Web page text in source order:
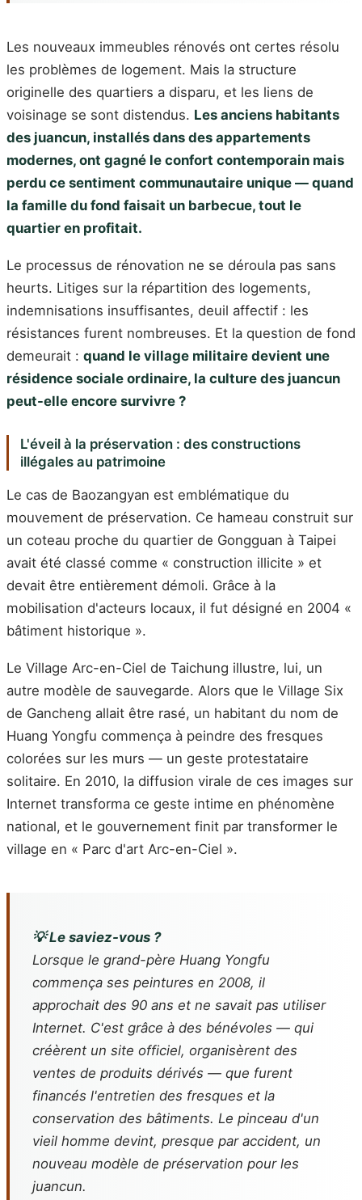
Les nouveaux immeubles rénovés ont certes résolu
les problèmes de logement. Mais la structure
originelle des quartiers a disparu, et les liens de
voisinage se sont distendus. Les anciens habitants
des juancun, installés dans des appartements
modernes, ont gagné le confort contemporain mais
perdu ce sentiment communautaire unique — quand
la famille du fond faisait un barbecue, tout le
quartier en profitait.
Le processus de rénovation ne se déroula pas sans
heurts. Litiges sur la répartition des logements,
indemnisations insuffisantes, deuil affectif : les
résistances furent nombreuses. Et la question de fond
demeurait : quand le village militaire devient une
résidence sociale ordinaire, la culture des juancun
peut-elle encore survivre ?
L'éveil à la préservation : des constructions
illégales au patrimoine
Le cas de Baozangyan est emblématique du
mouvement de préservation. Ce hameau construit sur
un coteau proche du quartier de Gongguan à Taipei
avait été classé comme « construction illicite » et
devait être entièrement démoli. Grâce à la
mobilisation d'acteurs locaux, il fut désigné en 2004 «
bâtiment historique ».
Le Village Arc-en-Ciel de Taichung illustre, lui, un
autre modèle de sauvegarde. Alors que le Village Six
de Gancheng allait être rasé, un habitant du nom de
Huang Yongfu commença à peindre des fresques
colorées sur les murs — un geste protestataire
solitaire. En 2010, la diffusion virale de ces images sur
Internet transforma ce geste intime en phénomène
national, et le gouvernement finit par transformer le
village en « Parc d'art Arc-en-Ciel ».
💡 Le saviez-vous ?
Lorsque le grand-père Huang Yongfu
commença ses peintures en 2008, il
approchait des 90 ans et ne savait pas utiliser
Internet. C'est grâce à des bénévoles — qui
créèrent un site officiel, organisèrent des
ventes de produits dérivés — que furent
financés l'entretien des fresques et la
conservation des bâtiments. Le pinceau d'un
vieil homme devint, presque par accident, un
nouveau modèle de préservation pour les
juancun.